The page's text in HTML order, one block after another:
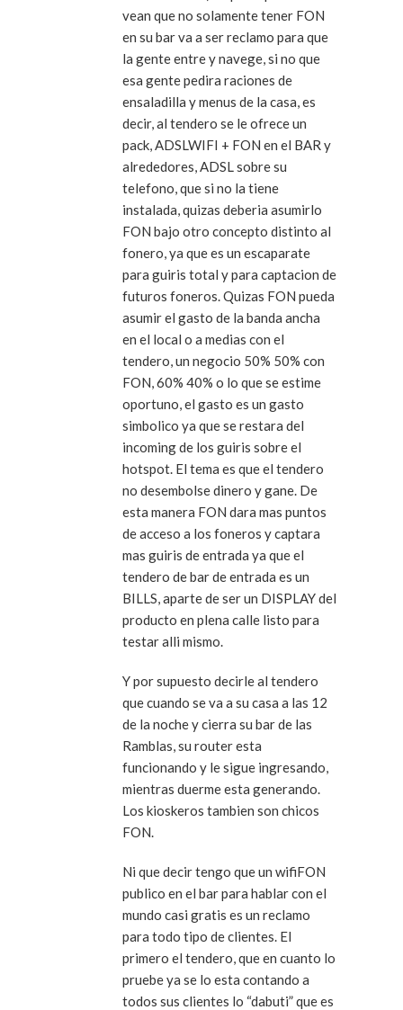
vean que no solamente tener FON
en su bar va a ser reclamo para que
la gente entre y navege, si no que
esa gente pedira raciones de
ensaladilla y menus de la casa, es
decir, al tendero se le ofrece un
pack, ADSLWIFI + FON en el BAR y
alrededores, ADSL sobre su
telefono, que si no la tiene
instalada, quizas deberia asumirlo
FON bajo otro concepto distinto al
fonero, ya que es un escaparate
para guiris total y para captacion de
futuros foneros. Quizas FON pueda
asumir el gasto de la banda ancha
en el local o a medias con el
tendero, un negocio 50% 50% con
FON, 60% 40% o lo que se estime
oportuno, el gasto es un gasto
simbolico ya que se restara del
incoming de los guiris sobre el
hotspot. El tema es que el tendero
no desembolse dinero y gane. De
esta manera FON dara mas puntos
de acceso a los foneros y captara
mas guiris de entrada ya que el
tendero de bar de entrada es un
BILLS, aparte de ser un DISPLAY del
producto en plena calle listo para
testar alli mismo.
Y por supuesto decirle al tendero
que cuando se va a su casa a las 12
de la noche y cierra su bar de las
Ramblas, su router esta
funcionando y le sigue ingresando,
mientras duerme esta generando.
Los kioskeros tambien son chicos
FON.
Ni que decir tengo que un wifiFON
publico en el bar para hablar con el
mundo casi gratis es un reclamo
para todo tipo de clientes. El
primero el tendero, que en cuanto lo
pruebe ya se lo esta contando a
todos sus clientes lo “dabuti” que es